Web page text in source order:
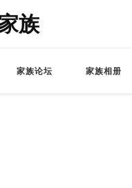
族
家族论坛 家族相册